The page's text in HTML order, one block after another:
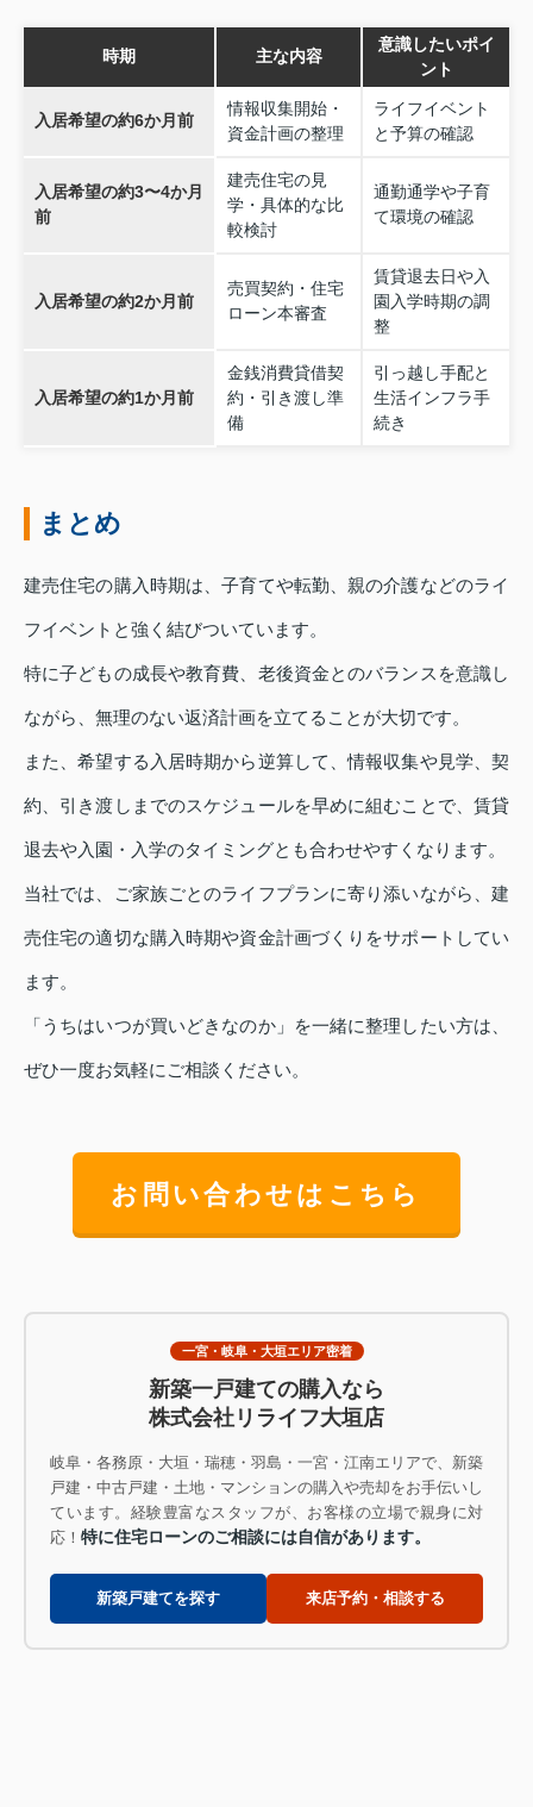
時期 主な内容
意識したいポイ
ント
入居希望の約6か月前
情報収集開始・
資金計画の整理
ライフイベント
と予算の確認
入居希望の約3〜4か月
前
建売住宅の見
学・具体的な比
較検討
通勤通学や子育
て環境の確認
入居希望の約2か月前
売買契約・住宅
ローン本審査
賃貸退去日や入
園入学時期の調
整
入居希望の約1か月前
金銭消費貸借契
約・引き渡し準
備
引っ越し手配と
生活インフラ手
続き
まとめ
建売住宅の購入時期は、子育てや転勤、親の介護などのライ
フイベントと強く結びついています。
特に子どもの成長や教育費、老後資金とのバランスを意識し
ながら、無理のない返済計画を立てることが大切です。
また、希望する入居時期から逆算して、情報収集や見学、契
約、引き渡しまでのスケジュールを早めに組むことで、賃貸
退去や入園・入学のタイミングとも合わせやすくなります。
当社では、ご家族ごとのライフプランに寄り添いながら、建
売住宅の適切な購入時期や資金計画づくりをサポートしてい
ます。
「うちはいつが買いどきなのか」を一緒に整理したい方は、
ぜひ一度お気軽にご相談ください。
お問い合わせはこちら
一宮・岐阜・大垣エリア密着
新築一戸建ての購入なら
株式会社リライフ大垣店
岐阜・各務原・大垣・瑞穂・羽島・一宮・江南エリアで、新築
戸建・中古戸建・土地・マンションの購入や売却をお手伝いし
ています。経験豊富なスタッフが、お客様の立場で親身に対
応！ 特に住宅ローンのご相談には自信があります。
新築戸建てを探す 来店予約・相談する